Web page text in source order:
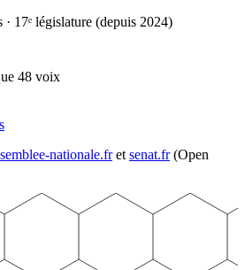
17ᵉ législature (depuis 2024)
48 voix
nationale.fr et senat.fr (Open